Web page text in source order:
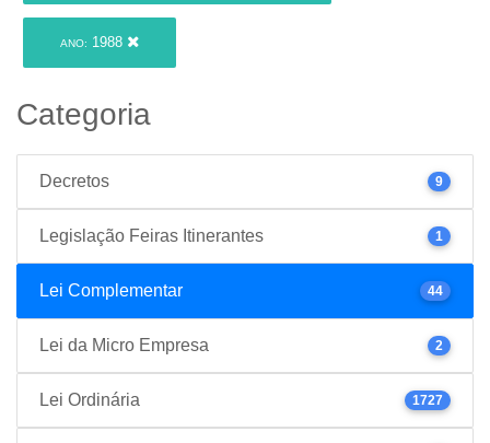
ANO: 1988
Categoria
Decretos 9
Legislação Feiras Itinerantes 1
Lei Complementar 44
Lei da Micro Empresa 2
Lei Ordinária 1727